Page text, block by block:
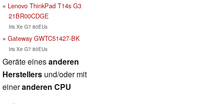
Lenovo ThinkPad T14s G3
21BR00CDGE
Iris Xe G7 80EUs
Gateway GWTC51427-BK
Iris Xe G7 80EUs
Geräte einesanderen
Herstellers und/oder mit
eineranderen CPU